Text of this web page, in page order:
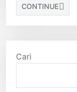
CONTINUE
Cari